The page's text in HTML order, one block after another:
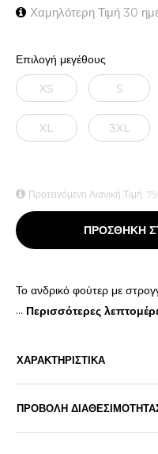
Χαμηλότερη Τιμή 30
Επιλογή μεγέθους
XS S
XL 3XL
Προτεινόμενη Λιανική Τιμή:
ΠΡΟΣΘΗΚΗ
Το ανδρικό φούτερ με
... Περισσότερες
ΧΑΡΑΚΤΗΡΙΣΤΙΚΑ
ΠΡΟΒΟΛΗ